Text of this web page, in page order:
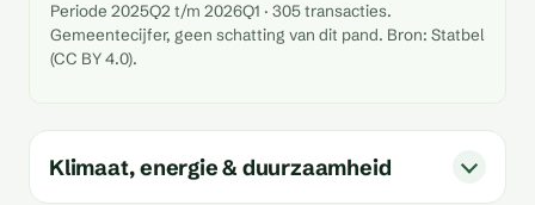
Periode 2025Q2 t/m 2026Q1 · 305 transacties.
Gemeentecijfer, geen schatting van dit pand. Bron: Statbel
(CC BY 4.0).
Klimaat, energie & duurzaamheid